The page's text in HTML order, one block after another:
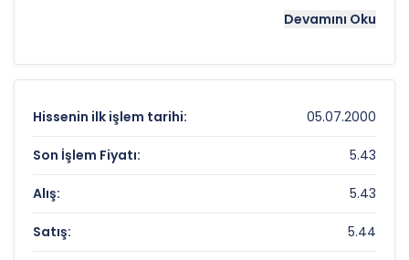
Hissenin uzun vadeli trendini ve potansiyel
analizgöstergeleri önemli bir araçtır. Hissenin
6.93 TLolan 52 haftalık zirvesi ve2.53 TLolan
dip seviyesi, analistlerin
belirlemelerinde referans noktaları olarak
kullanılır. ICUGS
analizlerineteknik analiz sayfamızdan
ulaşabilirsiniz.
ICU GIRISIM Fiyat ve Getiri Karnesi
Devamını Oku
Hissenin ilk işlem tarihi: 05.07.2000
Son İşlem Fiyatı: 5.43
Alış: 5.43
Satış: 5.44